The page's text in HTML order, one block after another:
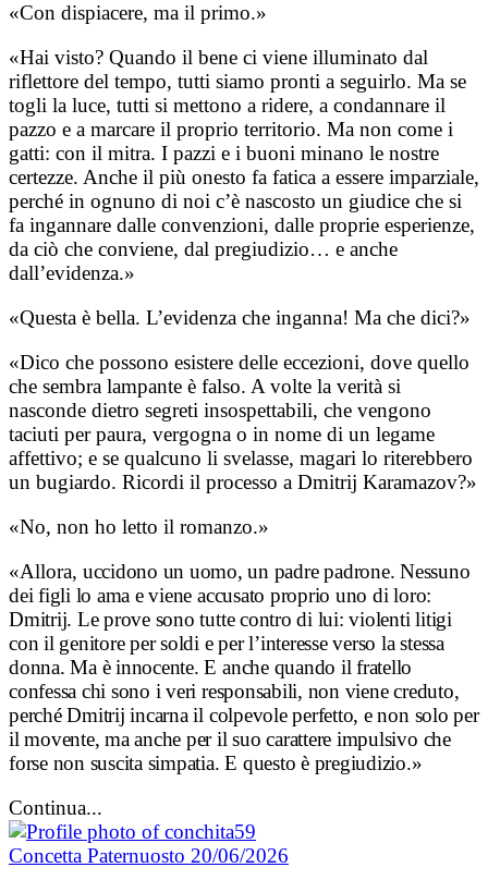
​«Con dispiacere, ma il primo.»
​«Hai visto? Quando il bene ci viene illuminato dal
riflettore del tempo, tutti siamo pronti a seguirlo. Ma se
togli la luce, tutti si mettono a ridere, a condannare il
pazzo e a marcare il proprio territorio. Ma non come i
gatti: con il mitra. I pazzi e i buoni minano le nostre
certezze. Anche il più onesto fa fatica a essere imparziale,
perché in ognuno di noi c’è nascosto un giudice che si
fa ingannare dalle convenzioni, dalle proprie esperienze,
da ciò che conviene, dal pregiudizio… e anche
dall’evidenza.»
​«Questa è bella. L’evidenza che inganna! Ma che dici?»
​«Dico che possono esistere delle eccezioni, dove quello
che sembra lampante è falso. A volte la verità si
nasconde dietro segreti insospettabili, che vengono
taciuti per paura, vergogna o in nome di un legame
affettivo; e se qualcuno li svelasse, magari lo riterebbero
un bugiardo. Ricordi il processo a Dmitrij Karamazov?»
​«No, non ho letto il romanzo.»
​«Allora, uccidono un uomo, un padre padrone. Nessuno
dei figli lo ama e viene accusato proprio uno di loro:
Dmitrij. Le prove sono tutte contro di lui: violenti litigi
con il genitore per soldi e per l’interesse verso la stessa
donna. Ma è innocente. E anche quando il fratello
confessa chi sono i veri responsabili, non viene creduto,
perché Dmitrij incarna il colpevole perfetto, e non solo per
il movente, ma anche per il suo carattere impulsivo che
forse non suscita simpatia. E questo è pregiudizio.»
Continua...
Concetta Paternuosto 20/06/2026